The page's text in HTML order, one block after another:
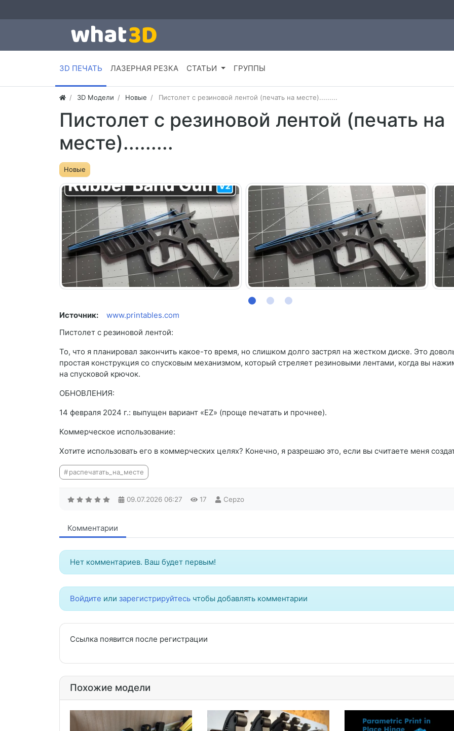
3D ПЕЧАТЬ ЛАЗЕРНАЯ РЕЗКА СТАТЬИ ГРУППЫ
3D Модели Новые Пистолет с резиновой лентой (печать на месте).........
Пистолет с резиновой лентой (печать на
месте).........
Новые
Источник:
www.printables.com
Пистолет с резиновой лентой:
То, что я планировал закончить какое-то время, но слишком долго застрял на жестком диске. Это
простая конструкция со спусковым механизмом, который стреляет резиновыми лентами, когда вы
на спусковой крючок.
ОБНОВЛЕНИЯ:
14 февраля 2024 г.: выпущен вариант «EZ» (проще печатать и прочнее).
Коммерческое использование:
Хотите использовать его в коммерческих целях? Конечно, я разрешаю это, если вы считаете меня
распечатать_на_месте
09.07.2026 06:27 17 Cepzo
Комментарии
Нет комментариев. Ваш будет первым!
Войдите или зарегистрируйтесь чтобы добавлять комментарии
Ссылка появится после регистрации
Похожие модели